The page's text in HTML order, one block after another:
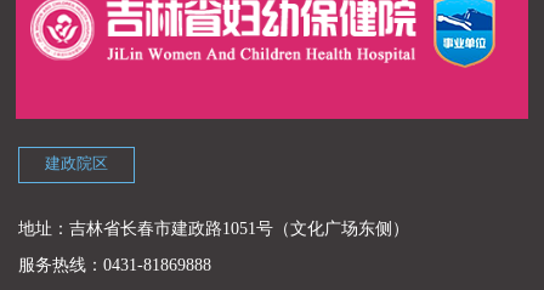
建政院区
地址：吉林省长春市建政路1051号（文化广场东侧）
服务热线：0431-81869888